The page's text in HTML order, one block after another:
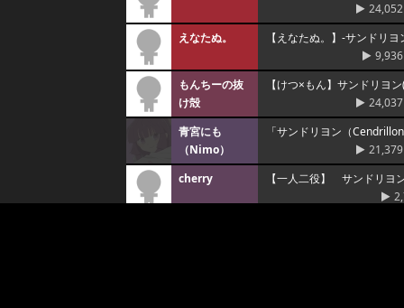
24,052
えなたぬ。
【えなたぬ。】‐サンドリ
9,936
もんちーの抜
け殻
【けつ×もん】サンドリヨ
24,037
青宮にも
（Nimo）
「サンドリヨン（
21,379
cherry
【一人二役】 サンドリ